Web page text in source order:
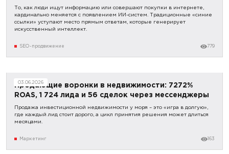
То, как люди ищут информацию или совершают покупки в интернете,
кардинально меняется с появлением ИИ-систем. Традиционные «синие
ссылки» уступают место прямым ответам, которые генерирует
искусственный интеллект.
SEO-продвижение 779
03.06.2026
Продающие воронки в недвижимости: 7272%
ROAS, 1 724 лида и 56 сделок через мессенджеры
Продажа инвестиционной недвижимости у моря – это «игра в долгую»,
где каждый лид стоит дорого, а цикл принятия решения может длиться
месяцами.
Маркетинг 163